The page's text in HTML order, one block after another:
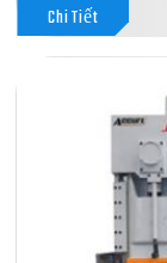
Chi Tiết